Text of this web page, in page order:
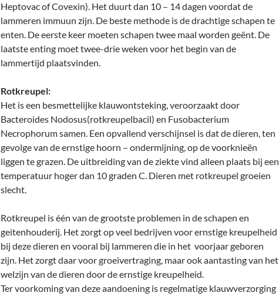
Heptovac of Covexin). Het duurt dan 10 – 14 dagen voordat de
lammeren immuun zijn. De beste methode is de drachtige schapen te
enten. De eerste keer moeten schapen twee maal worden geënt. De
laatste enting moet twee-drie weken voor het begin van de
lammertijd plaatsvinden.
Rotkreupel:
Het is een besmettelijke klauwontsteking, veroorzaakt door
Bacteroides Nodosus(rotkreupelbacil) en Fusobacterium
Necrophorum samen. Een opvallend verschijnsel is dat de dieren, ten
gevolge van de ernstige hoorn – ondermijning, op de voorknieën
liggen te grazen. De uitbreiding van de ziekte vind alleen plaats bij een
temperatuur hoger dan 10 graden C. Dieren met rotkreupel groeien
slecht.
Rotkreupel is één van de grootste problemen in de schapen en
geitenhouderij. Het zorgt op veel bedrijven voor ernstige kreupelheid
bij deze dieren en vooral bij lammeren die in het voorjaar geboren
zijn. Het zorgt daar voor groeivertraging, maar ook aantasting van het
welzijn van de dieren door de ernstige kreupelheid.
Ter voorkoming van deze aandoening is regelmatige klauwverzorging